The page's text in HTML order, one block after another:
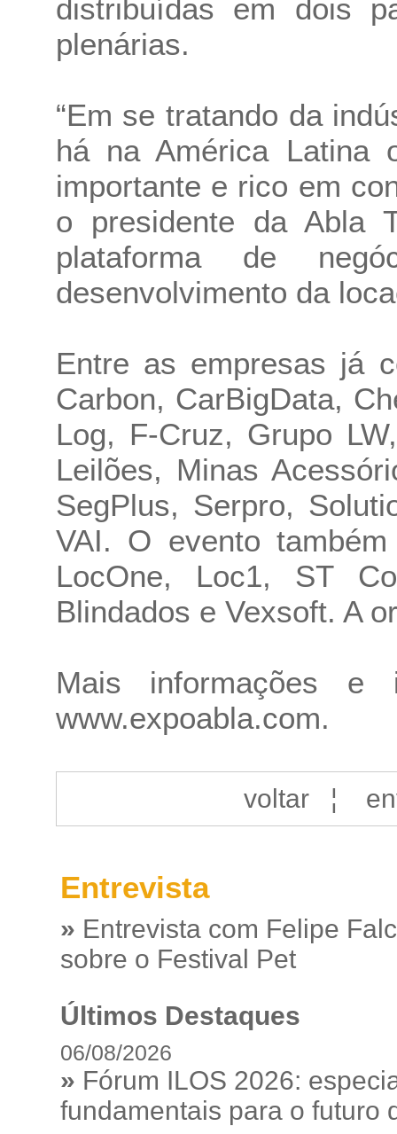
distribuídas em dois
plenárias.
“Em se tratando da
há na América Latina
importante e rico em
o presidente da Abla
plataforma de
desenvolvimento da
Entre as empresas já
Carbon, CarBigData,
Log, F-Cruz, Grupo
Leilões, Minas
SegPlus, Serpro,
VAI. O evento
LocOne, Loc1, ST
Blindados e Vexsoft. A
Mais informações e
www.expoabla.com.
voltar¦
Entrevista
» Entrevista com Felipe
sobre o Festival Pet
Últimos Destaques
06/08/2026
» Fórum ILOS 2026:
fundamentais para o futuro